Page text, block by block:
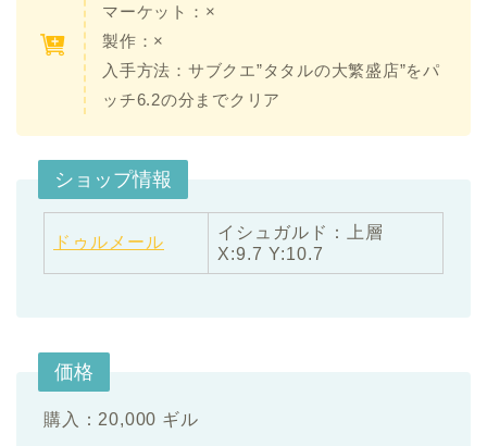
マーケット：×
製作：×
入手方法：サブクエ”タタルの大繁盛店”をパ
ッチ6.2の分までクリア
ショップ情報
ドゥルメール
イシュガルド：上層
X:9.7 Y:10.7
価格
購入：20,000 ギル